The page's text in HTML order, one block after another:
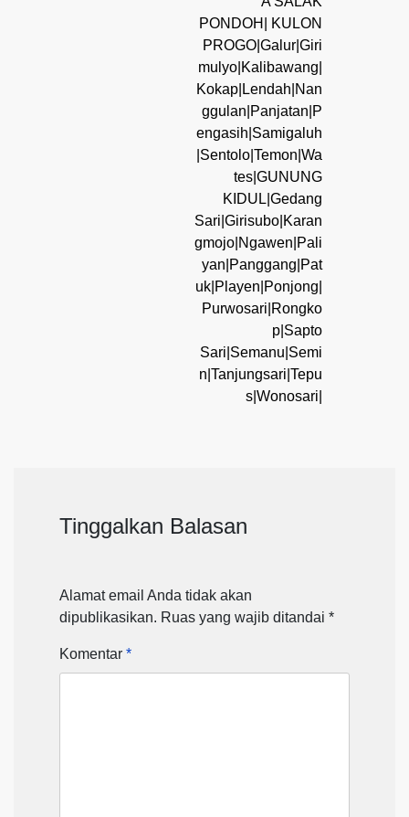
PONDOH| KULON
PROGO|Galur|Giri
mulyo|Kalibawang|
Kokap|Lendah|Nan
ggulan|Panjatan|P
engasih|Samigaluh
|Sentolo|Temon|Wa
tes|GUNUNG
KIDUL|Gedang
Sari|Girisubo|Karan
gmojo|Ngawen|Pali
yan|Panggang|Pat
uk|Playen|Ponjong|
Purwosari|Rongko
p|Sapto
Sari|Semanu|Semi
n|Tanjungsari|Tepu
s|Wonosari|
Tinggalkan Balasan
Alamat email Anda tidak akan
dipublikasikan. Ruas yang wajib ditandai *
Komentar *